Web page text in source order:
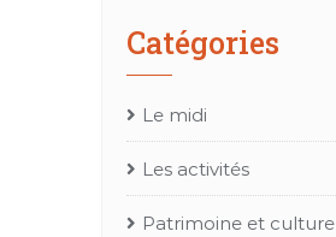
Catégories
Le midi
Les activités
Patrimoine et culture